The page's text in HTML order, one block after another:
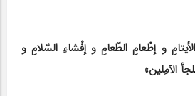
و إطْعامِ الطّعامِ و إفْشاءِ السّلامِ و
الآمِلین»